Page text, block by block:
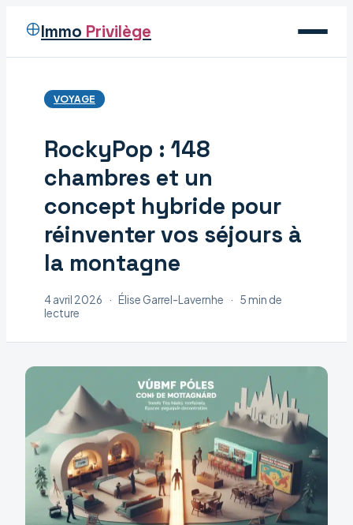
Immo Privilège
Voyage
Maison
VOYAGE
RockyPop : 148
chambres et un
concept hybride pour
réinventer vos séjours à
la montagne
4 avril 2026 · Élise Garrel-Lavernhe · 5 min de
lecture